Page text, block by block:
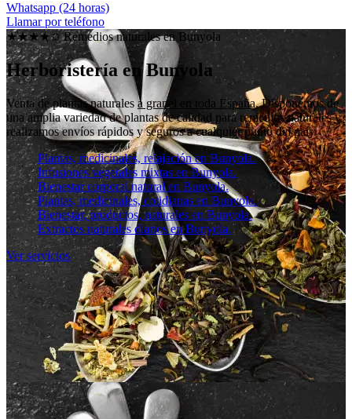
Whatsapp (24 horas)
Llamar por teléfono
★★★★✩ Remedios naturales en Bunyola
Herboristería en Bunyola
Venta de plantas naturalesa granel en toda España. Disponemos de
una amplia variedad de plantas de calidad para remedios naturales y
realizamos envíos rápidos y seguros a cualquier punto del país.
Plantas, medicinales, relajación en Bunyola.
Infusiones vegetales mixtas en Bunyola.
Bienestar corporal natural en Bunyola.
Plantas, medicinales, cotidianas en Bunyola.
Bienestar, productos, naturales en Bunyola.
Extractos naturales diarios en Bunyola.
Ver servicios